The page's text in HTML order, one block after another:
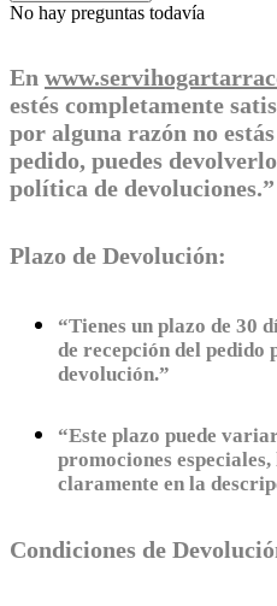
No hay preguntas todavía
En
estés completamente
por alguna razón no
pedido, puedes
política de devoluciones.”
Plazo de Devolución:
“Tienes un plazo de 30
de recepción del
devolución.”
“Este plazo puede
promociones
claramente en la
Condiciones de